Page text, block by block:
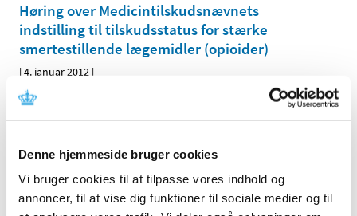
Denne hjemmeside bruger cookies
Vi bruger cookies til at tilpasse vores indhold og
annoncer, til at vise dig funktioner til sociale medier og til
Høring over Medicintilskudsnævnets
indstilling til tilskudsstatus for stærke
smertestillende lægemidler (opioider)
|4. januar 2012 |
Medicintilskudsnævnet har på Lægemiddelstyrelsens
foranledning revurderet tilskudsstatus for lægemidler i…
Alle (2506)